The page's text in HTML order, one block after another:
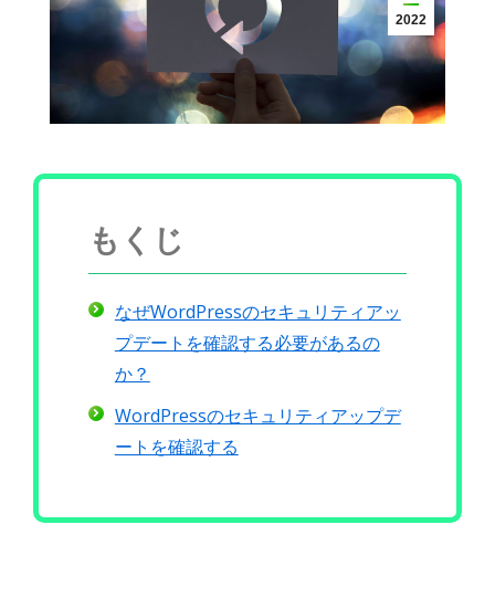
2022
もくじ
なぜWordPressのセキュリティアッ
プデートを確認する必要があるの
か？
WordPressのセキュリティアップデ
ートを確認する